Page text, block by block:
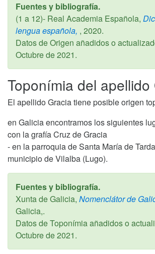
Fuentes y bibliografía.
(1 a 12)- Real Academia Española,
lengua española, , 2020.
Datos de Origen añadidos o
Octubre de 2021.
Toponímia del apellido
El apellido Gracia tiene posible origen
en Galicia encontramos los siguientes
con la grafía Cruz de Gracia
- en la parroquia de Santa María de
municipio de Vilalba (Lugo).
Fuentes y bibliografía.
Xunta de Galicia, Nomenclátor de
Galicia,.
Datos de Toponímia añadidos o
Octubre de 2021.